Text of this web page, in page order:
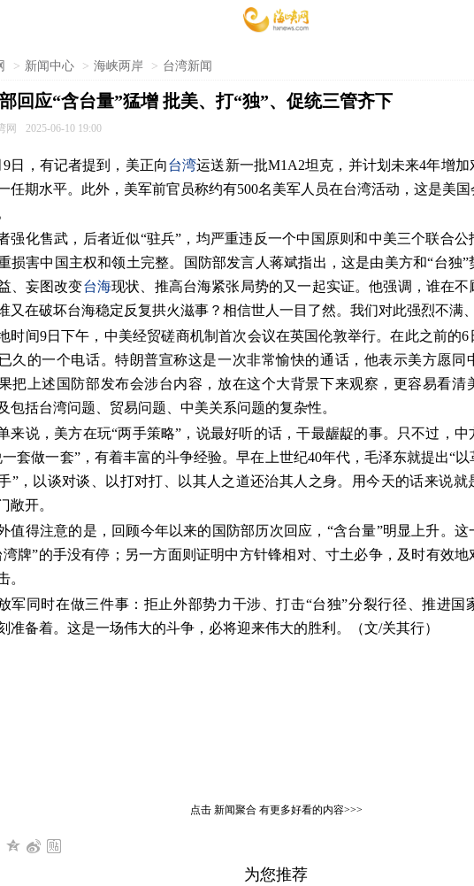
> 新闻中心 > 海峡两岸 > 台湾新闻
回应“含台量”猛增 批美、打“独”、促统三管齐下
网 2025-06-10 19:00
9日，有记者提到，美正向台湾运送新一批M1A2坦克，并计划未来4年增
任期水平。此外，美军前官员称约有500名美军人员在台湾活动，这是美
强化售武，后者近似“驻兵”，均严重违反一个中国原则和中美三个联合
损害中国主权和领土完整。国防部发言人蒋斌指出，这是由美方和“台独
、妄图改变台海现状、推高台海紧张局势的又一起实证。他强调，谁在
又在破坏台海稳定反复拱火滋事？相信世人一目了然。我们对此强烈不满
时间9日下午，中美经贸磋商机制首次会议在英国伦敦举行。在此之前的
久的一个电话。特朗普宣称这是一次非常愉快的通话，他表示美方愿同
把上述国防部发布会涉台内容，放在这个大背景下来观察，更容易看清
包括台湾问题、贸易问题、中美关系问题的复杂性。
来说，美方在玩“两手策略”，说最好听的话，干最龌龊的事。只不过，
一套做一套”，有着丰富的斗争经验。早在上世纪40年代，毛泽东就提出“
”，以谈对谈、以打对打、以其人之道还治其人之身。用今天的话来说就
敞开。
值得注意的是，回顾今年以来的国防部历次回应，“含台量”明显上升。
湾牌”的手没有停；另一方面则证明中方针锋相对、寸土必争，及时有效
。
军同时在做三件事：拒止外部势力干涉、打击“台独”分裂行径、推进国
准备着。这是一场伟大的斗争，必将迎来伟大的胜利。（文/关其行）
点击 新闻聚合有更多好看的内容>>>
为您推荐